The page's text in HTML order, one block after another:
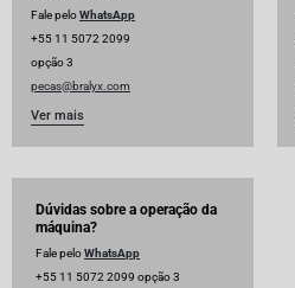
Fale peloWhatsApp
+55 11 5072 2099
opção 3
pecas@bralyx.com
Ver mais
Dúvidas sobre a operação da
máquina?
Fale peloWhatsApp
+55 11 5072 2099 opção 3